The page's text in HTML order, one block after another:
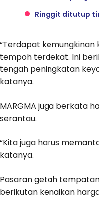
Ringgit ditutup
“Terdapat
tempoh terdekat. Ini
tengah peningkatan
katanya.
MARGMA juga berkata
serantau.
“Kita juga harus
katanya.
Pasaran getah
berikutan kenaikan